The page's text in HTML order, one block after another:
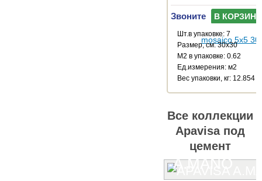
Звоните В КОРЗИНУ
Шт.в упаковке: 7
Размер, см: 30x30
М2 в упаковке: 0.62
Ед.измерения: м2
Веc упаковки, кг: 12.854
Все коллекции
Apavisa под
цемент
A.MANO